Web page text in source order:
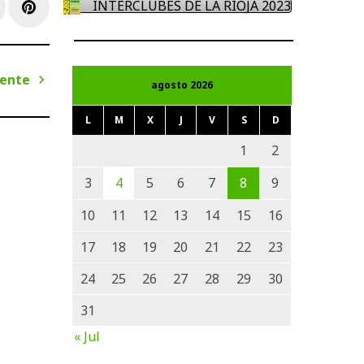
Pinterest
Siguiente
INTERCLUBES DE LA RIOJA 2023
agosto 2026
L M X J V S D
1
2
3
4 5 6 7 8
9
10
11 12 13 14 15
16
17
18 19 20 21 22
23
24
25 26 27 28 29
30
31
« Jul